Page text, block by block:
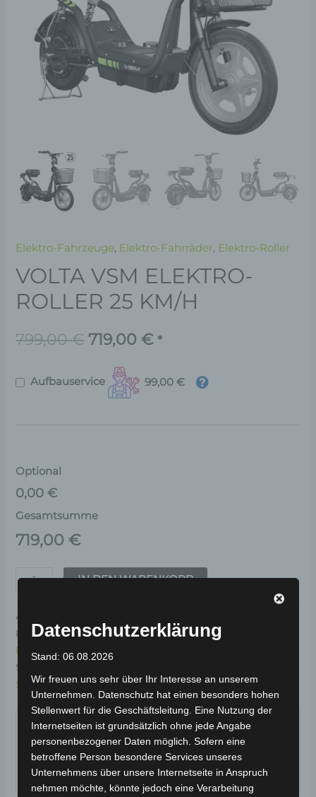
Elektro-Fahrzeuge, Elektro-Fahrräder, Elektro-Roller
VOLTA VSM ELEKTRO-
ROLLER 25 KM/H
799,00€ 719,00 € *
Aufbauservice 99,00 €
Optional
0,00 €
Gesamtsumme
719,00 €
IN DEN WARENKORB
Artikelnummer:
Kategorien: Elektro-Fahrzeuge ,Elektro-Fahrräder
Roller
Schlagwörter:
Schwarz,25 km/h,Führerscheinfrei
Garantiert sicherer Checkout
Datenschutzerklärung
Stand: 06.08.2026
Wir freuen uns sehr über Ihr Interesse an unserem
Unternehmen. Datenschutz hat einen besonders hohen
Stellenwert für die Geschäftsleitung. Eine Nutzung der
Internetseiten ist grundsätzlich ohne jede Angabe
personenbezogener Daten möglich. Sofern eine
betroffene Person besondere Services unseres
Unternehmens über unsere Internetseite in Anspruch
nehmen möchte, könnte jedoch eine Verarbeitung